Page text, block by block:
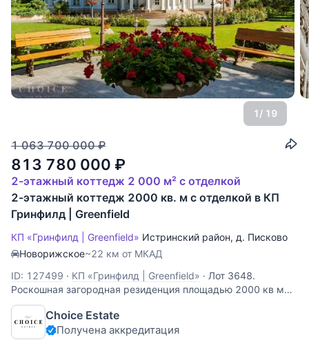
1/ 19
1 063 700 000 ₽
813 780 000 ₽
2-этажный коттедж 2 000 м² с отделкой
2-этажный коттедж 2000 кв. м с отделкой в КП
Гринфилд | Greenfield
КП «Гринфилд | Greenfield» Истринский район, д. Писково
Новорижское~22 км от МКАД
ID: 127499 · КП «Гринфилд | Greenfield» · Лот 3648.
Роскошная загородная резиденция площадью 2000 кв м
расположена в живописном коттеджном поселке на 25-м
км Новорижского шоссе.Придомовой участок площадью
64,27 кв м находится в собственности. Здесь разбит
Choice Estate
Получена аккредитация